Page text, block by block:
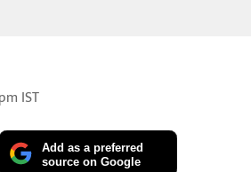
IST
Add as a preferred
source on Google